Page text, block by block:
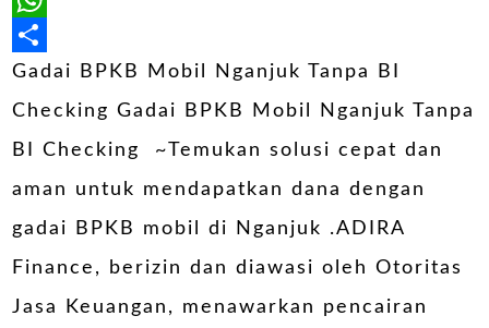
WhatsApp
Share
Gadai BPKB Mobil Nganjuk Tanpa BI
Checking Gadai BPKB Mobil Nganjuk Tanpa
BI Checking ~Temukan solusi cepat dan
aman untuk mendapatkan dana dengan
gadai BPKB mobil di Nganjuk .ADIRA
Finance, berizin dan diawasi oleh Otoritas
Jasa Keuangan, menawarkan pencairan